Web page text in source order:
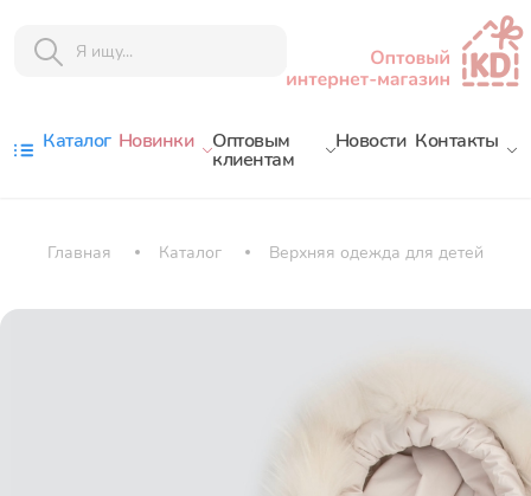
Каталог Новинки Оптовым
клиентам
Новости Контакты
Главная Каталог Верхняя одежда для детей